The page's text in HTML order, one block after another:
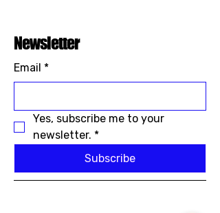
Newsletter
Email *
Yes, subscribe me to your
newsletter. *
Subscribe